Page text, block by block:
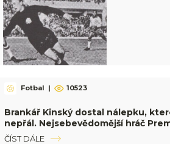
Fotbal | 10523
Brankář Kinský dostal nálepku,
nepřál. Nejsebevědomější hráč
ČÍST DÁLE